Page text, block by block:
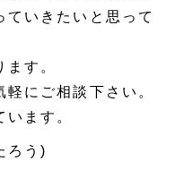
いきたいと思って
ます。
にご相談下さい。
ます。
ろう)